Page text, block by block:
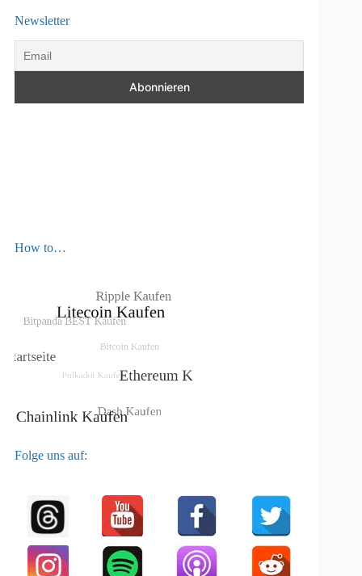
Newsletter
How to…
Folge uns auf: